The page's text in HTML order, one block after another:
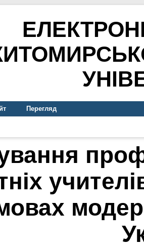
Перегляд